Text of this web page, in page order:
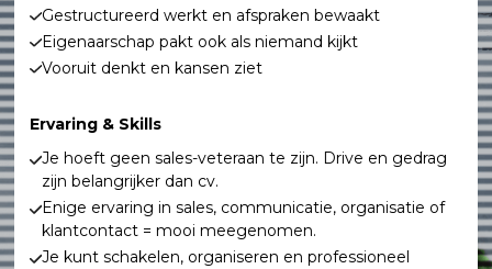
Gestructureerd werkt en afspraken bewaakt
Eigenaarschap pakt ook als niemand kijkt
Vooruit denkt en kansen ziet
Ervaring & Skills
Je hoeft geen sales-veteraan te zijn. Drive en gedrag
zijn belangrijker dan cv.
Enige ervaring in sales, communicatie, organisatie of
klantcontact = mooi meegenomen.
Je kunt schakelen, organiseren en professioneel